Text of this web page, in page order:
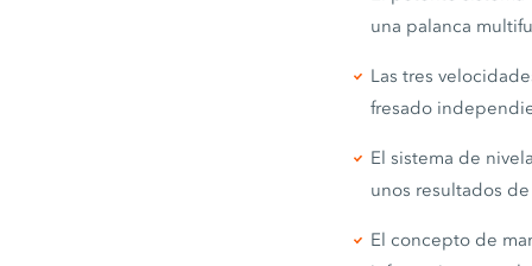
una palanca
Las tres
fresado
El sistema de
unos resultados
El concepto de